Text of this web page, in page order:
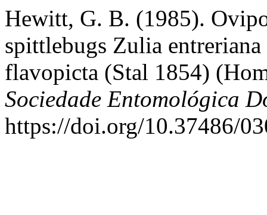
Hewitt, G. B. (1985).
spittlebugs Zulia
flavopicta (Stal 1854)
Sociedade Entomológica
https://doi.org/10.37486/